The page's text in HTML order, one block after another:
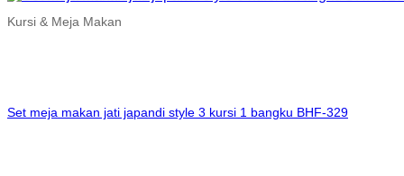
Kursi & Meja Makan
Set meja makan jati japandi style 3 kursi 1 bangku BHF-329